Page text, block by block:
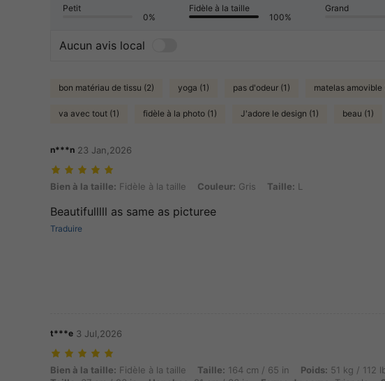
Petit
0%
Fidèle à la taille
100%
Grand
Aucun avis local
bon matériau de tissu (2) yoga (1) pas d'odeur (1) matelas amovible
va avec tout (1) fidèle à la photo (1) J'adore le design (1) beau (1)
n***n 23 Jan,2026
Bien à la taille: Fidèle à la taille, Couleur: Gris, Taille: L
Bien à la taille: Fidèle à la taille Couleur: Gris Taille: L
Beautifulllll as same as picturee
Traduire
t***e 3 Jul,2026
Bien à la taille: Fidèle à la taille, Taille: 164 cm / 65 in, Poids: 51 kg / 112 lbs, Buste:
Bien à la taille: Fidèle à la taille Taille: 164 cm / 65 in Poids: 51 kg / 112